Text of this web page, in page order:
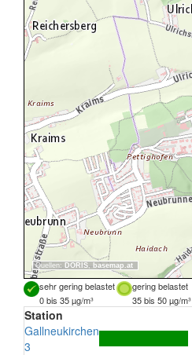
Quellen: DORIS, basemap.at
sehr gering belastet gering belastet
0 bis 35 µg/m³
35 bis 50 µg/m³
Station
Gallneukirchen
3